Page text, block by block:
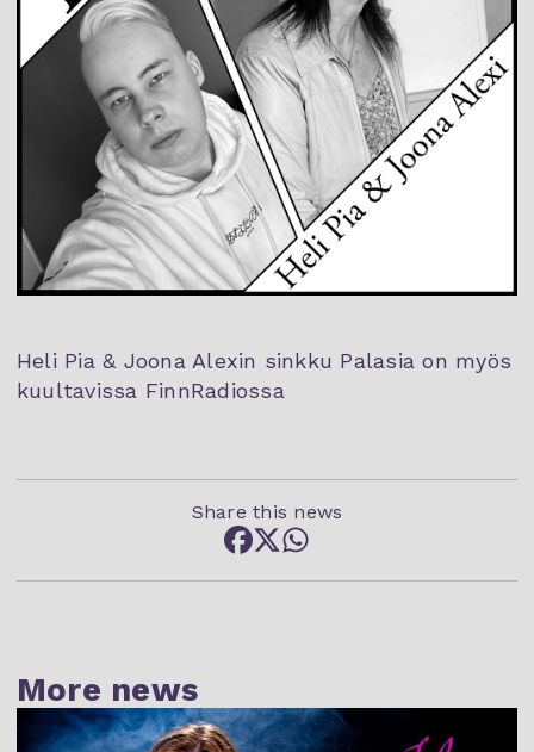
Heli Pia & Joona Alexin sinkku Palasia on myös
kuultavissa FinnRadiossa
Share this news
More news